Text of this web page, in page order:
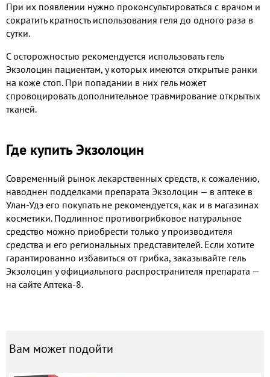
При их появлении нужно проконсультироваться с врачом и
сократить кратность использования геля до одного раза в
сутки.
С осторожностью рекомендуется использовать гель
Экзолоцин пациентам, у которых имеются открытые ранки
на коже стоп. При попадании в них гель может
спровоцировать дополнительное травмирование открытых
тканей.
Где купить Экзолоцин
Современный рынок лекарственных средств, к сожалению,
наводнен подделками препарата Экзолоцин — в аптеке в
Улан-Удэ его покупать не рекомендуется, как и в магазинах
косметики. Подлинное противогрибковое натуральное
средство можно приобрести только у производителя
средства и его региональных представителей. Если хотите
гарантированно избавиться от грибка, заказывайте гель
Экзолоцин у официального распространителя препарата —
на сайте Аптека-8.
Вам может подойти